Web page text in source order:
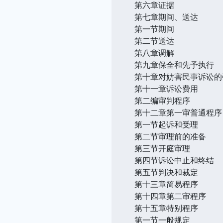
第六章证据
第七章期间、送达
第一节期间
第二节送达
第八章调解
第九章保全和先予执行
第十章对妨害民事诉讼
第十一章诉讼费用
第二编审判程序
第十二章第一审普通程序
第一节起诉和受理
第二节审理前的准备
第三节开庭审理
第四节诉讼中止和终结
第五节判决和裁定
第十三章简易程序
第十四章第二审程序
第十五章特别程序
第一节一般规定